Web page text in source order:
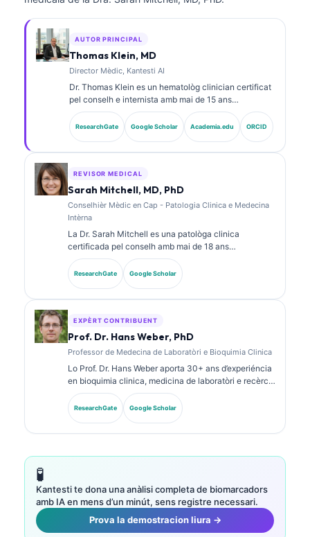
AUTOR PRINCIPAL
Thomas Klein, MD
Director Mèdic, Kantesti AI
Dr. Thomas Klein es un hematològ clinician certificat
pel conselh e internista amb mai de 15 ans
d’experiéncia en medicina de laboratòri e analisi
clinica assistida per IA. Com a Chief Medical Officer a
Kantesti AI, assegura la supervison clinica de
biomarcadors e los diagnostics de laboratòri.
ResearchGate Google Scholar Academia.edu ORCID
REVISOR MEDICAL
Sarah Mitchell, MD, PhD
Conselhièr Mèdic en Cap - Patologia Clinica e Medecina
Intèrna
La Dr. Sarah Mitchell es una patològa clinica
certificada pel conselh amb mai de 18 ans
d’experiéncia en medicina de laboratòri e analisi
diagnostica. Tèn de certificacions d’especialitat en
quimia clinica e a publicat fòrça sus de panèls de
ResearchGate Google Scholar
EXPÈRT CONTRIBUENT
Prof. Dr. Hans Weber, PhD
Professor de Medecina de Laboratòri e Bioquimia Clinica
Lo Prof. Dr. Hans Weber aporta 30+ ans d’experiéncia
en bioquimia clinica, medicina de laboratòri e recèrca
sus biomarcadors. Ancià President de la Societat
Alemana de Quimia Clinica, se especializa dins
l’analisi de panèls diagnostics, la standardizacion dels
ResearchGate Google Scholar
🧪
Kantesti te dona una anàlisi completa de biomarcadors
amb IA en mens d’un minút, sens registre necessari.
Prova la demostracion liura →